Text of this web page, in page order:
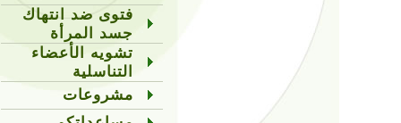
فتوى ضد انتهاك
جسد المرأة
تشويه الأعضاء
التناسلية
مشروعات